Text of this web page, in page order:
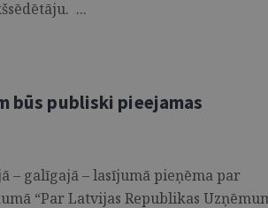
...
būs publiski pieejamas
– galīgajā – lasījumā pieņēma par
“Par Latvijas Republikas